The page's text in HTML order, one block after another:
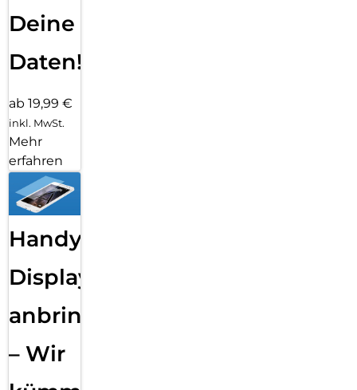
Deine
Daten!
ab 19,99 €
inkl. MwSt.
Mehr
erfahren
Handy
Displayfolie
anbringen
– Wir